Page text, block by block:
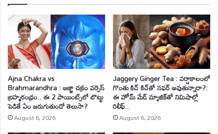
Ajna Chakra vs
Brahmarandhra : ఆజ్ఞా చక్రం వర్సెస్
బ్రహ్మరంధ్రం.. ఈ 2 పాయింట్స్‌లో బొట్టు
పెడితే ఏం జరుగుతుందో తెలుసా?
August 6, 2026
Jaggery Ginger Tea : వర్షాకాలంలో
గొంతు కిచ్ కిచ్‌తో సఫర్ అవుతున్నారా?:
ఈ హోమ్ మేడ్ మ్యాజిక్‌తో నిమిషాల్లో
రిలీఫ్..
August 6, 2026